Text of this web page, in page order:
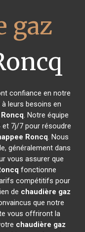
gaz
confiance en notre
leurs besoins en
Roncq. Notre équipe
7j/7 pour résoudre
Roncq. Nous
généralement dans
vous assurer que
fonctionne
compétitifs pour
de chaudière gaz
que notre
vous offriront la
chaudière gaz